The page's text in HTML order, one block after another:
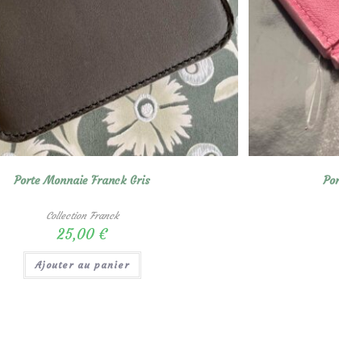
Porte Monnaie Franck Gris
Collection Franck
25,00 €
Ajouter au panier